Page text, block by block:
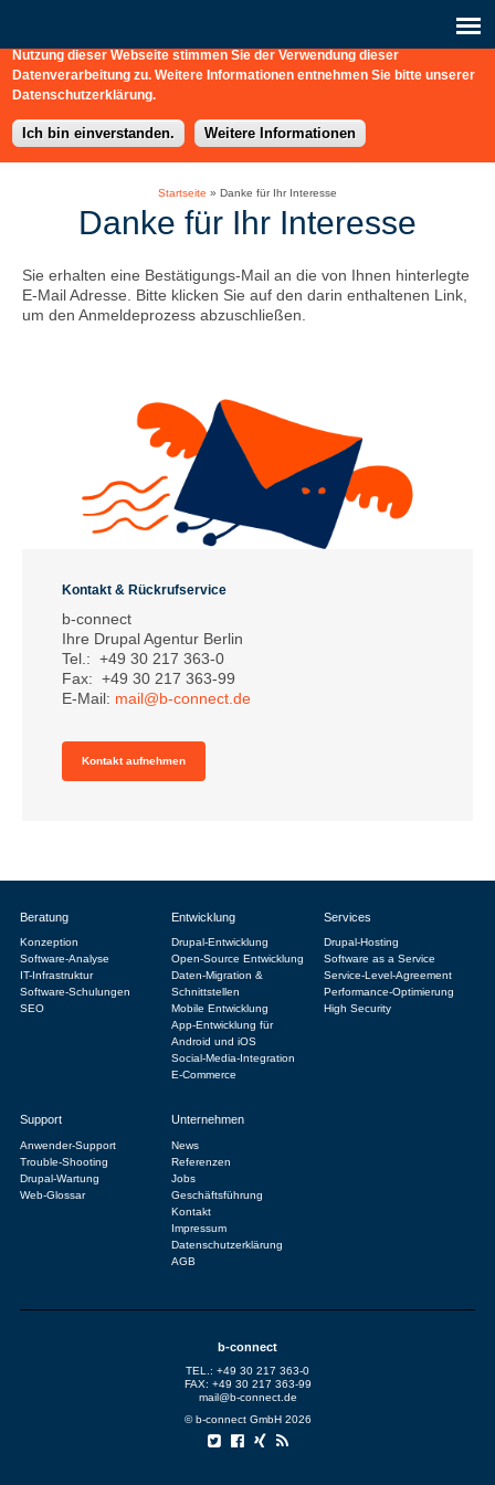
Diese Webseite nutzt Cookies, Analysedienste (Matomo) und eingebettet
Nutzung dieser Webseite stimmen Sie der Verwendung dieser
Datenverarbeitung zu. Weitere Informationen entnehmen Sie bitte unserer
Datenschutzerklärung.
Ich bin einverstanden. Weitere Informationen
b-connect +49 / (0) 30 / 217 363-0 Schreiben Sie uns hier!
Startseite » Danke für Ihr Interesse
Danke für Ihr Interesse
Sie erhalten eine Bestätigungs-Mail an die von Ihnen hinterlegte
E-Mail Adresse. Bitte klicken Sie auf den darin enthaltenen Link,
um den Anmeldeprozess abzuschließen.
Kontakt & Rückrufservice
b-connect
Ihre Drupal Agentur Berlin
Tel.: +49 30 217 363-0
Fax: +49 30 217 363-99
E-Mail: mail@b-connect.de
Kontakt aufnehmen
Beratung
Konzeption
Software-Analyse
IT-Infrastruktur
Software-Schulungen
SEO
Entwicklung
Drupal-Entwicklung
Open-Source Entwicklung
Daten-Migration &
Schnittstellen
Mobile Entwicklung
App-Entwicklung für
Android und iOS
Social-Media-Integration
E-Commerce
Services
Drupal-Hosting
Software as a Service
Service-Level-Agreement
Performance-Optimierung
High Security
Support
Anwender-Support
Trouble-Shooting
Drupal-Wartung
Web-Glossar
Unternehmen
News
Referenzen
Jobs
Geschäftsführung
Kontakt
Impressum
Datenschutzerklärung
AGB
b-connect
TEL.: +49 30 217 363-0
FAX: +49 30 217 363-99
mail@b-connect.de
© b-connect GmbH 2026